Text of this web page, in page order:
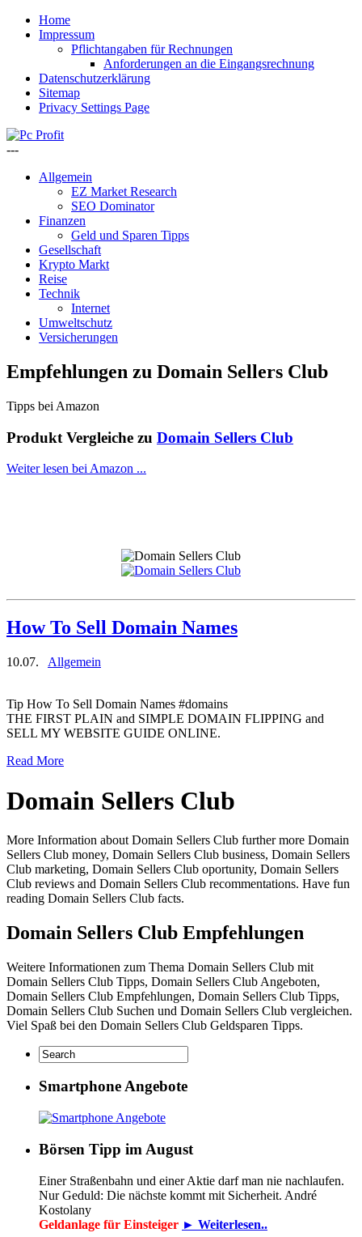
Home
Impressum
Pflichtangaben für Rechnungen
Anforderungen an die Eingangsrechnung
Datenschutzerklärung
Sitemap
Privacy Settings Page
---
Allgemein
EZ Market Research
SEO Dominator
Finanzen
Geld und Sparen Tipps
Gesellschaft
Krypto Markt
Reise
Technik
Internet
Umweltschutz
Versicherungen
Empfehlungen zu Domain Sellers Club
Tipps bei Amazon
Produkt Vergleiche zu Domain Sellers Club
Weiter lesen bei Amazon ...
How To Sell Domain Names
10.07. Allgemein
Tip How To Sell Domain Names #domains
THE FIRST PLAIN and SIMPLE DOMAIN FLIPPING and
SELL MY WEBSITE GUIDE ONLINE.
Read More
Domain Sellers Club
More Information about Domain Sellers Club further more Domain
Sellers Club money, Domain Sellers Club business, Domain Sellers
Club marketing, Domain Sellers Club oportunity, Domain Sellers
Club reviews and Domain Sellers Club recommentations. Have fun
reading Domain Sellers Club facts.
Domain Sellers Club Empfehlungen
Weitere Informationen zum Thema Domain Sellers Club mit
Domain Sellers Club Tipps, Domain Sellers Club Angeboten,
Domain Sellers Club Empfehlungen, Domain Sellers Club Tipps,
Domain Sellers Club Suchen und Domain Sellers Club vergleichen.
Viel Spaß bei den Domain Sellers Club Geldsparen Tipps.
Smartphone Angebote
Börsen Tipp im August
Einer Straßenbahn und einer Aktie darf man nie nachlaufen.
Nur Geduld: Die nächste kommt mit Sicherheit. André
Kostolany
Geldanlage für Einsteiger ► Weiterlesen..